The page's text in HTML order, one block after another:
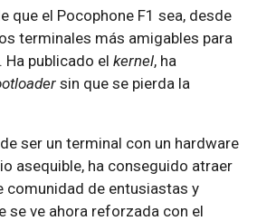
que el Pocophone F1 sea, desde
terminales más amigables para
publicado el kernel, ha
sin que se pierda la
ser un terminal con un hardware
asequible, ha conseguido atraer
comunidad de entusiastas y
se ve ahora reforzada con el